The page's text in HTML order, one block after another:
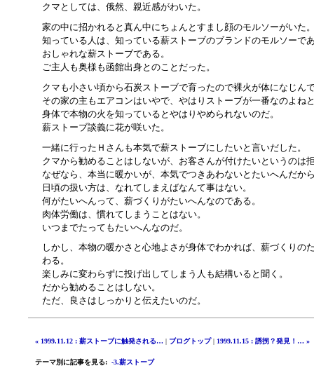
クマとしては、俄然、親近感がわいた。
家の中に招かれると真ん中にちょんとすまし顔のモルソーがいた
知っている人は、知っている薪ストーブのブランドのモルソーで
おしゃれな薪ストーブである。
ご主人も奥様も函館出身とのことだった。
クマも小さい頃から石炭ストーブで育ったので裸火が体になじん
その家の主もエアコンはいやで、やはりストーブが一番なのよね
身体で本物の火を知っているとやはりやめられないのだ。
薪ストーブ談義に花が咲いた。
一緒に行ったＨさんも本気で薪ストーブにしたいと言いだした。
クマから勧めることはしないが、お客さんが付けたいというのは
なぜなら、本当に暖かいが、本気でつきあわないとたいへんだか
日頃の扱い方は、なれてしまえばなんて事はない。
何がたいへんって、薪づくりがたいへんなのである。
肉体労働は、慣れてしまうことはない。
いつまでたってもたいへんなのだ。
しかし、本物の暖かさと心地よさが身体でわかれば、薪づくりの
わる。
楽しみに変わらずに投げ出してしまう人も結構いると聞く。
だから勧めることはしない。
ただ、良さはしっかりと伝えたいのだ。
« 1999.11.12 : 薪ストーブに触発される… ブログトップ 1999.11.15 : 誘拐？発見！… »
テーマ別に記事を見る: -3.薪ストーブ